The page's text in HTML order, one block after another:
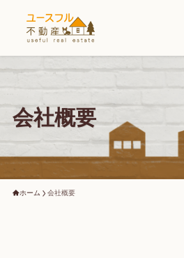
会社概要
ホーム 会社概要